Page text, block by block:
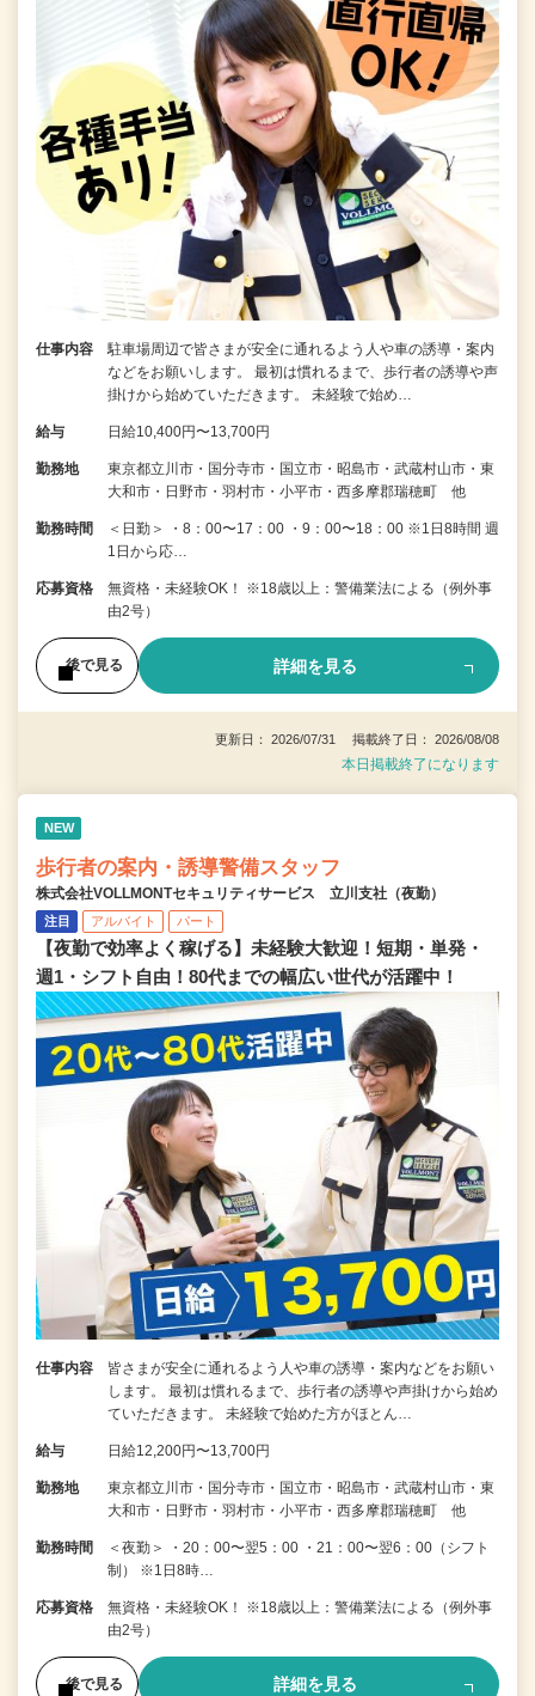
仕事内容
駐車場周辺で皆さまが安全に通れるよう人や車の誘導・案内
などをお願いします。 最初は慣れるまで、歩行者の誘導や声
掛けから始めていただきます。 未経験で始め…
給与 日給10,400円〜13,700円
勤務地
東京都立川市・国分寺市・国立市・昭島市・武蔵村山市・東
大和市・日野市・羽村市・小平市・西多摩郡瑞穂町 他
勤務時間
＜日勤＞ ・8：00〜17：00 ・9：00〜18：00 ※1日8時間 週
1日から応…
応募資格
無資格・未経験OK！ ※18歳以上：警備業法による（例外事
由2号）
後で見る 詳細を見る
更新日： 2026/07/31 掲載終了日： 2026/08/08
本日掲載終了になります
NEW
歩行者の案内・誘導警備スタッフ
株式会社VOLLMONTセキュリティサービス 立川支社（夜勤）
注目 アルバイト パート
【夜勤で効率よく稼げる】未経験大歓迎！短期・単発・
週1・シフト自由！80代までの幅広い世代が活躍中！
仕事内容
皆さまが安全に通れるよう人や車の誘導・案内などをお願い
します。 最初は慣れるまで、歩行者の誘導や声掛けから始め
ていただきます。 未経験で始めた方がほとん…
給与 日給12,200円〜13,700円
勤務地
東京都立川市・国分寺市・国立市・昭島市・武蔵村山市・東
大和市・日野市・羽村市・小平市・西多摩郡瑞穂町 他
勤務時間
＜夜勤＞ ・20：00〜翌5：00 ・21：00〜翌6：00（シフト
制） ※1日8時…
応募資格
無資格・未経験OK！ ※18歳以上：警備業法による（例外事
由2号）
後で見る 詳細を見る